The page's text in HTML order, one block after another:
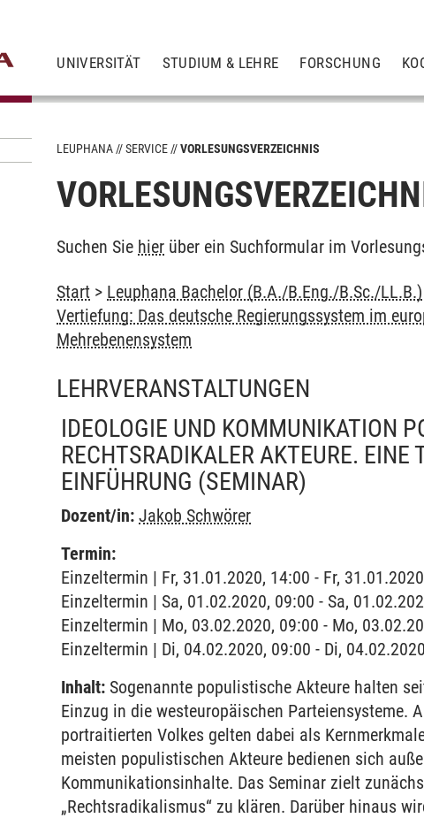
UNIVERSITÄT STUDIUM & LEHRE FORSCHUNG
LEUPHANA SERVICE VORLESUNGSVERZEICHNIS
Suchen Sie hier über ein Suchformular im
Start > Leuphana Bachelor (B.A./B.Eng./B.Sc./LL.B.)
Vertiefung: Das deutsche Regierungssystem im
Mehrebenensystem
LEHRVERANSTALTUNGEN
IDEOLOGIE UND KOMMUNIKATION
RECHTSRADIKALER AKTEURE.
EINFÜHRUNG (SEMINAR)
Dozent/in: Jakob Schwörer
Termin:
Einzeltermin | Fr, 31.01.2020, 14:00 - Fr,
Einzeltermin | Sa, 01.02.2020, 09:00 - Sa,
Einzeltermin | Mo, 03.02.2020, 09:00 - Mo,
Einzeltermin | Di, 04.02.2020, 09:00 - Di,
Inhalt: Sogenannte populistische Akteure halten
Einzug in die westeuropäischen Parteiensysteme.
portraitierten Volkes gelten dabei als
meisten populistischen Akteure bedienen sich
Kommunikationsinhalte. Das Seminar zielt
„Rechtsradikalismus“ zu klären. Darüber hinaus